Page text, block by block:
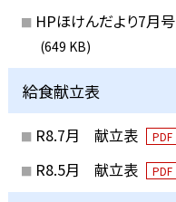
HPほけんだより7月号
(649 KB)
給食献立表
R8.7月 献立表 PDF
R8.5月 献立表 PDF